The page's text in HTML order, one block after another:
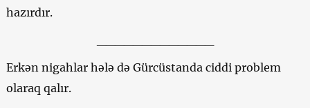
hazırdır.
Erkən nigahlar hələ də Gürcüstanda ciddi problem
olaraq qalır.